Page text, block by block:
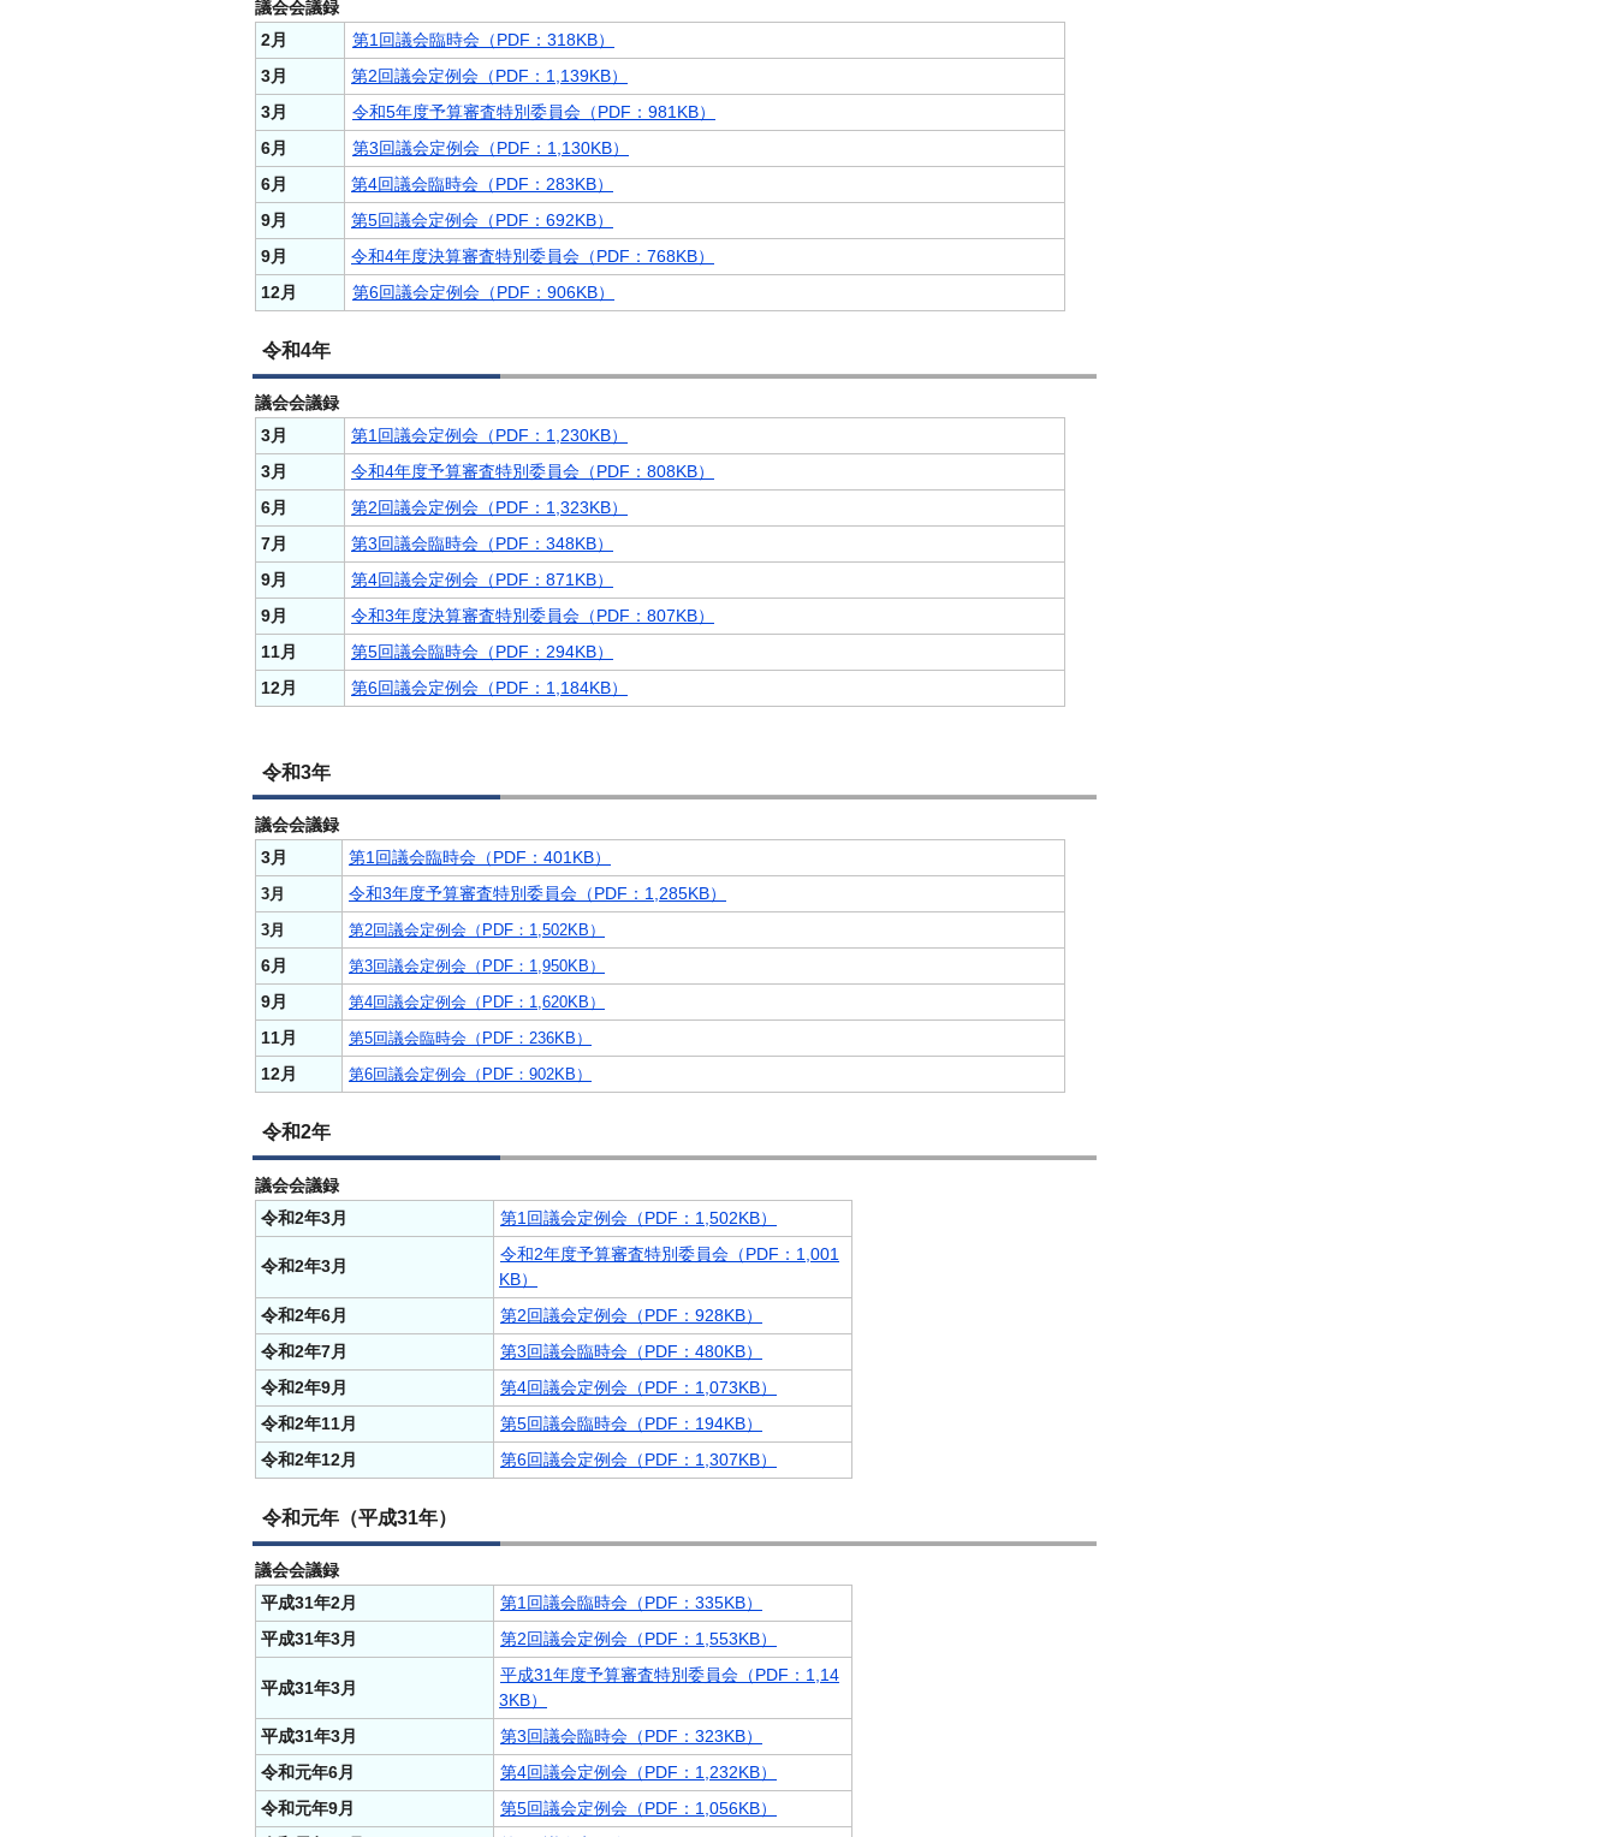
議会会議録
2月
第1回議会臨時会（PDF：318KB）
3月
第2回議会定例会（PDF：1,139KB）
3月
令和5年度予算審査特別委員会（PDF：981KB）
6月
第3回議会定例会（PDF：1,130KB）
6月
第4回議会臨時会（PDF：283KB）
9月
第5回議会定例会（PDF：692KB）
9月
令和4年度決算審査特別委員会（PDF：768KB）
12月
第6回議会定例会（PDF：906KB）
令和4年
議会会議録
3月
第1回議会定例会（PDF：1,230KB）
3月
令和4年度予算審査特別委員会（PDF：808KB）
6月
第2回議会定例会（PDF：1,323KB）
7月
第3回議会臨時会（PDF：348KB）
9月
第4回議会定例会（PDF：871KB）
9月
令和3年度決算審査特別委員会（PDF：807KB）
11月
第5回議会臨時会（PDF：294KB）
12月
第6回議会定例会（PDF：1,184KB）
令和3年
議会会議録
3月
第1回議会臨時会（PDF：401KB）
3月 令和3年度予算審査特別委員会（PDF：1,285KB）
3月 第2回議会定例会（PDF：1,502KB）
6月 第3回議会定例会（PDF：1,950KB）
9月 第4回議会定例会（PDF：1,620KB）
11月 第5回議会臨時会（PDF：236KB）
12月 第6回議会定例会（PDF：902KB）
令和2年
議会会議録
令和2年3月
第1回議会定例会（PDF：1,502KB）
令和2年3月
令和2年度予算審査特別委員会（PDF：1,001
KB）
令和2年6月
第2回議会定例会（PDF：928KB）
令和2年7月
第3回議会臨時会（PDF：480KB）
令和2年9月
第4回議会定例会（PDF：1,073KB）
令和2年11月
第5回議会臨時会（PDF：194KB）
令和2年12月
第6回議会定例会（PDF：1,307KB）
令和元年（平成31年）
議会会議録
平成31年2月
第1回議会臨時会（PDF：335KB）
平成31年3月
第2回議会定例会（PDF：1,553KB）
平成31年3月
平成31年度予算審査特別委員会（PDF：1,14
3KB）
平成31年3月
第3回議会臨時会（PDF：323KB）
令和元年6月
第4回議会定例会（PDF：1,232KB）
令和元年9月
第5回議会定例会（PDF：1,056KB）